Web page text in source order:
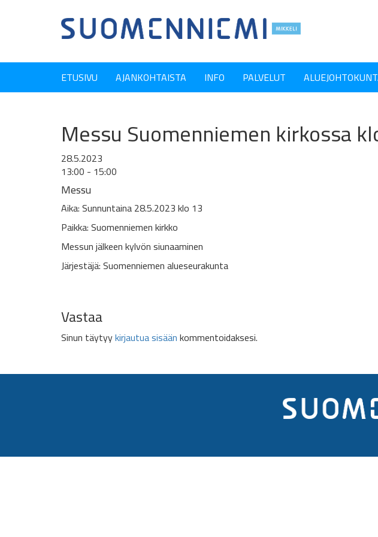
ETUSIVU AJANKOHTAISTA INFO PALVELUT
Messu Suomenniemen kirkossa
28.5.2023
13:00 - 15:00
Messu
Aika: Sunnuntaina 28.5.2023 klo 13
Paikka: Suomenniemen kirkko
Messun jälkeen kylvön siunaaminen
Järjestäjä: Suomenniemen alueseurakunta
Vastaa
Sinun täytyykirjautua sisäänkommentoidaksesi.